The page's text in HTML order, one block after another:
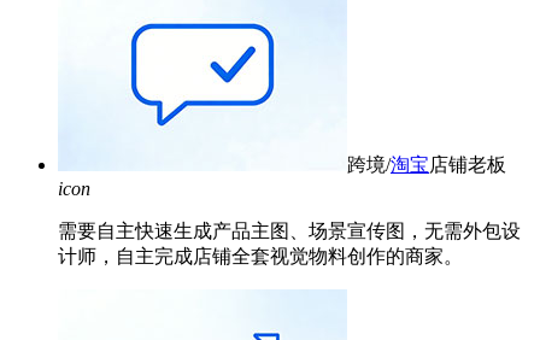
跨境/淘宝店铺老板
icon
需要自主快速生成产品主图、场景宣传图，无需外包设
计师，自主完成店铺全套视觉物料创作的商家。